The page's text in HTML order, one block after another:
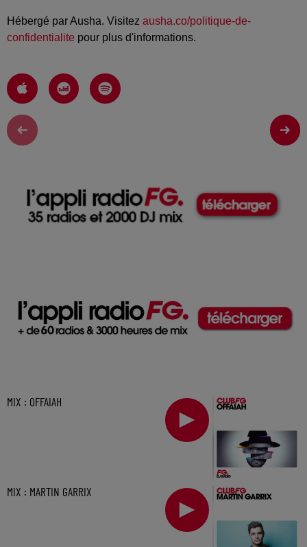
Hébergé par Ausha. Visitez ausha.co/politique-de-
confidentialite pour plus d'informations.
MIX : OFFAIAH
MIX : MARTIN GARRIX